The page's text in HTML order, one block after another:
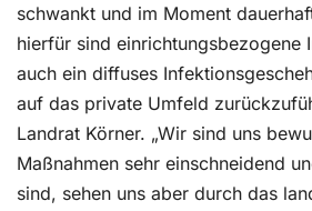
schwankt und im Moment
hierfür sind einrichtungsbezogene
auch ein diffuses
auf das private Umfeld
Landrat Körner. „Wir sind uns
Maßnahmen sehr einschneidend
sind, sehen uns aber durch das